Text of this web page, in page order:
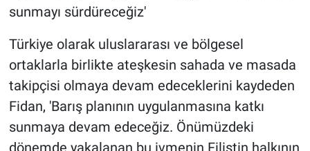
sunmayı sürdüreceğiz'
Türkiye olarak uluslararası ve bölgesel
ortaklarla birlikte ateşkesin sahada ve masada
takipçisi olmaya devam edeceklerini kaydeden
Fidan, 'Barış planının uygulanmasına katkı
sunmaya devam edeceğiz. Önümüzdeki
dönemde yakalanan bu ivmenin Filistin halkının